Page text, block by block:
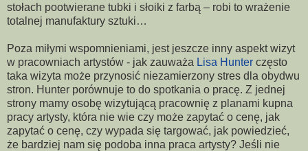
stołach pootwierane tubki i słoiki z farbą – robi to wrażenie
totalnej manufaktury sztuki…
Poza miłymi wspomnieniami, jest jeszcze inny aspekt wizyt
w pracowniach artystów - jak zauważa Lisa Hunter często
taka wizyta może przynosić niezamierzony stres dla obydwu
stron. Hunter porównuje to do spotkania o pracę. Z jednej
strony mamy osobę wizytującą pracownię z planami kupna
pracy artysty, która nie wie czy może zapytać o cenę, jak
zapytać o cenę, czy wypada się targować, jak powiedzieć,
że bardziej nam się podoba inna praca artysty? Jeśli nie